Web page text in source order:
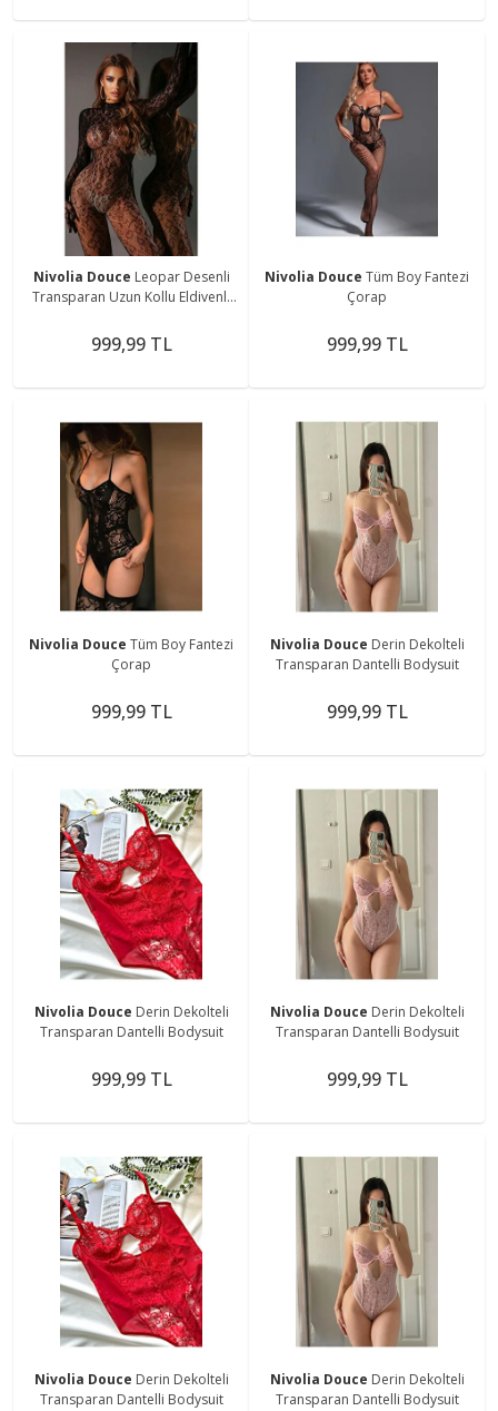
Nivolia Douce Leopar Desenli
Transparan Uzun Kollu Eldivenli
999,99 TL
Nivolia Douce Tüm Boy Fantezi
Çorap
999,99 TL
Nivolia Douce Tüm Boy Fantezi
Çorap
999,99 TL
Nivolia Douce Derin Dekolteli
Transparan Dantelli Bodysuit
999,99 TL
Nivolia Douce Derin Dekolteli
Transparan Dantelli Bodysuit
999,99 TL
Nivolia Douce Derin Dekolteli
Transparan Dantelli Bodysuit
999,99 TL
Nivolia Douce Derin Dekolteli
Transparan Dantelli Bodysuit
Nivolia Douce Derin Dekolteli
Transparan Dantelli Bodysuit